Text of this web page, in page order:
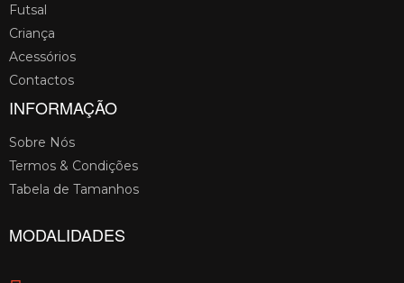
Futsal
Criança
Acessórios
Contactos
INFORMAÇÃO
Sobre Nós
Termos & Condições
Tabela de Tamanhos
MODALIDADES